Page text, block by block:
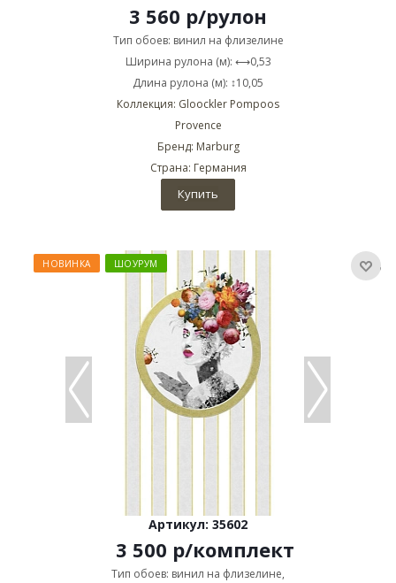
3 560 р/рулон
Тип обоев: винил на флизелине
Ширина рулона (м): ⟷0,53
Длина рулона (м): ↕10,05
Коллекция: Gloockler Pompoos
Provence
Бренд: Marburg
Страна: Германия
Купить
НОВИНКА ШОУРУМ
Артикул: 35602
3 500 р/комплект
Тип обоев: винил на флизелине,